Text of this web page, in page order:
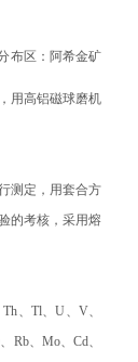
布区：阿希金矿
用高铝磁球磨机
测定，用套合方
的考核，采用熔
、Tl、U、V、
Rb、Mo、Cd、